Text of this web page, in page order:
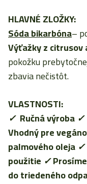
HLAVNÉ ZLOŽKY:
Sóda bikarbóna–
Výťažky z citrusov
pokožku
zbavia nečistôt.
VLASTNOSTI:
✓ Ručná výroba ✓
Vhodný pre
palmového oleja ✓
použitie ✓
do triedeného